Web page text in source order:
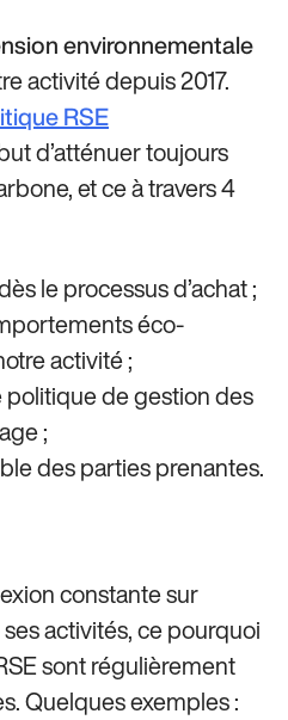
environnementale
activité depuis 2017.
RSE
d’atténuer toujours
et ce à travers 4
le processus d’achat ;
éco-
activité ;
politique de gestion des
;
des parties prenantes.
constante sur
activités, ce pourquoi
sont régulièrement
Quelques exemples :